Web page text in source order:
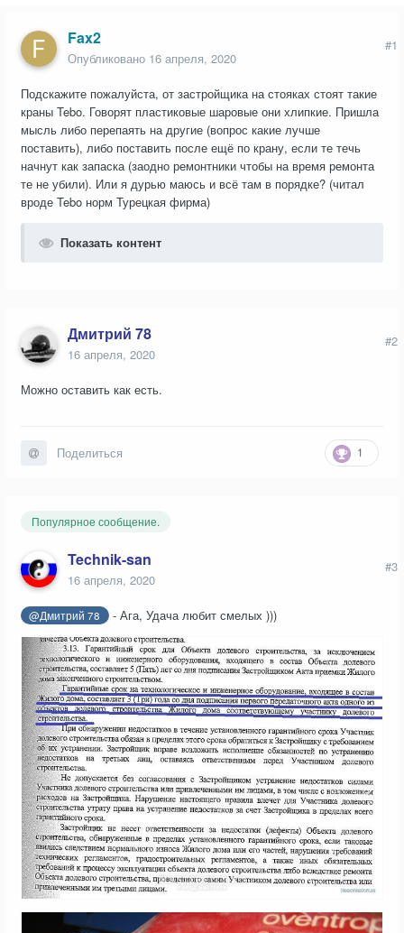
Fax2
Опубликовано 16 апреля, 2020
#1
Подскажите пожалуйста, от застройщика на стояках стоят такие
краны Tebo. Говорят пластиковые шаровые они хлипкие. Пришла
мысль либо перепаять на другие (вопрос какие лучше
поставить), либо поставить после ещё по крану, если те течь
начнут как запаска (заодно ремонтники чтобы на время ремонта
те не убили). Или я дурью маюсь и всё там в порядке? (читал
вроде Tebo норм Турецкая фирма)
Показать контент
Дмитрий 78
16 апреля, 2020
#2
Можно оставить как есть.
1
Поделиться
Популярное сообщение.
Technik-san
16 апреля, 2020
#3
@Дмитрий 78 - Ага, Удача любит смелых )))